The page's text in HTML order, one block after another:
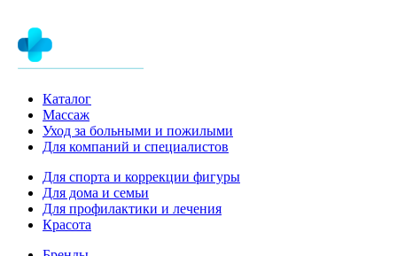
Каталог
Массаж
Уход за больными и пожилыми
Для компаний и специалистов
Для спорта и коррекции фигуры
Для дома и семьи
Для профилактики и лечения
Красота